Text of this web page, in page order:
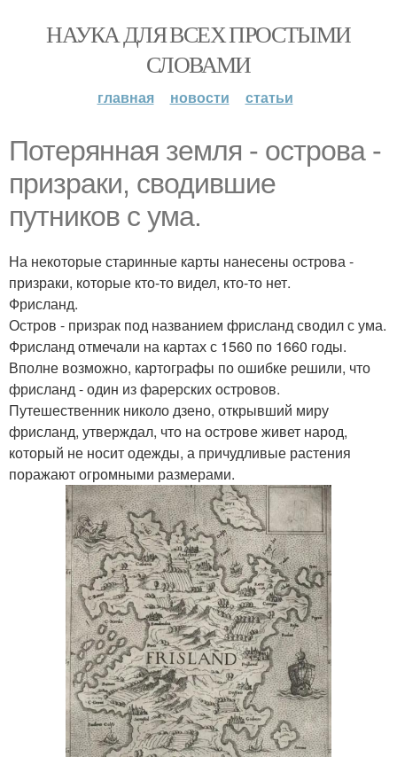
НАУКА ДЛЯ ВСЕХ ПРОСТЫМИ
СЛОВАМИ
главная новости статьи
Потерянная земля - острова -
призраки, сводившие
путников с ума.
На некоторые старинные карты нанесены острова -
призраки, которые кто-то видел, кто-то нет.
Фрисланд.
Остров - призрак под названием фрисланд сводил с ума.
Фрисланд отмечали на картах с 1560 по 1660 годы.
Вполне возможно, картографы по ошибке решили, что
фрисланд - один из фарерских островов.
Путешественник николо дзено, открывший миру
фрисланд, утверждал, что на острове живет народ,
который не носит одежды, а причудливые растения
поражают огромными размерами.